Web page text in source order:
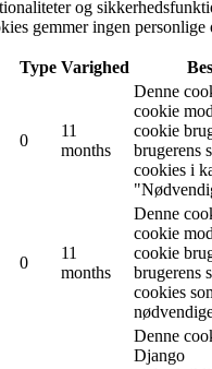
og
gemmer ingen personlige
Type Varighed
0
11
months
Denne
cookie
cookie
brugerens
cookies i
0
11
months
Denne
cookie
cookie
brugerens
cookies
Denne
Django